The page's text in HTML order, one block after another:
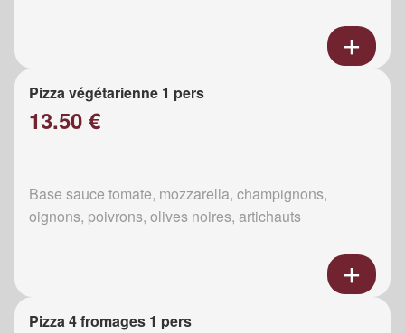
Pizza végétarienne 1 pers
13.50 €
Base sauce tomate, mozzarella, champignons,
oignons, poivrons, olives noires, artichauts
Pizza 4 fromages 1 pers